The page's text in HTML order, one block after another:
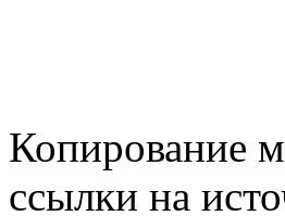
Копирование
ссылки на